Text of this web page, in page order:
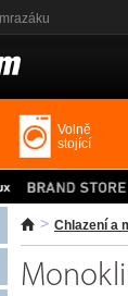
Volně
stojící
Chlazení a